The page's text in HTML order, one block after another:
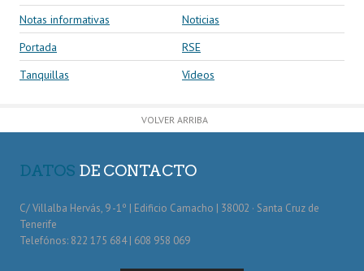
Notas informativas
Noticias
Portada
RSE
Tanquillas
Vídeos
VOLVER ARRIBA
DATOS DE CONTACTO
C/ Villalba Hervás, 9 -1º | Edificio Camacho | 38002 · Santa Cruz de
Tenerife
Telefónos: 822 175 684 | 608 958 069